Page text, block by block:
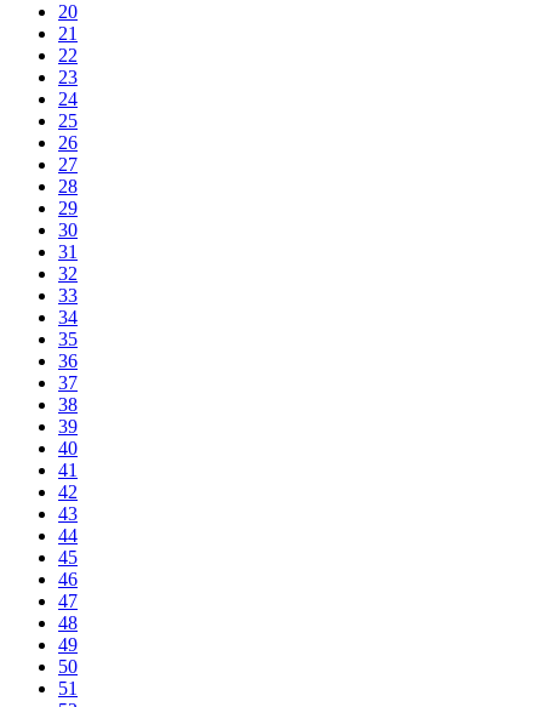
20
21
22
23
24
25
26
27
28
29
30
31
32
33
34
35
36
37
38
39
40
41
42
43
44
45
46
47
48
49
50
51